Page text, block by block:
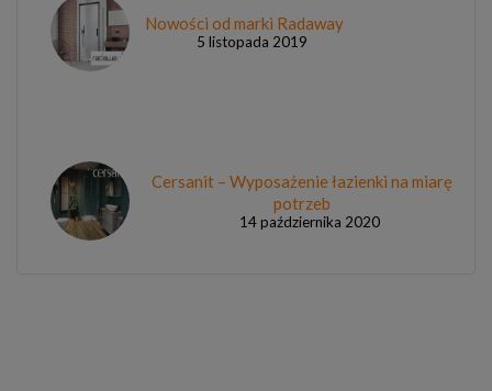
Nowości od marki Radaway
5 listopada 2019
Cersanit – Wyposażenie łazienki na miarę
potrzeb
14 października 2020